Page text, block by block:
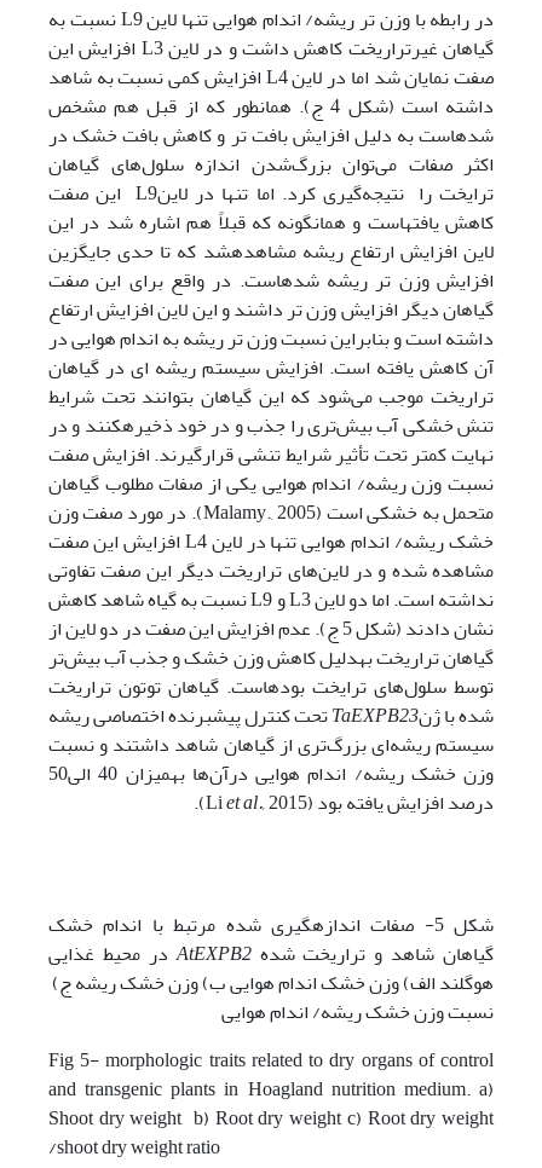
در رابطه با وزن تر ریشه/ اندام هوایی تنها لاین L9 نسبت به
گیاهان غیرتراریخت کاهش داشت و در لاین L3‌ افزایش این
صفت نمایان شد اما در لاین L4 افزایش کمی نسبت به شاهد
داشته است (شکل 4 ج). همانطور که از قبل هم مشخص
شده­است به دلیل افزایش بافت ‌تر و کاهش بافت ‌خشک در
اکثر صفات می‌توان بزرگ‌شدن اندازه سلول‌های گیاهان
ترایخت را نتیجه‌گیری کرد. اما تنها در لاینL9 این صفت
کاهش یافته­است و همان­گونه که قبلاً هم اشاره شد در این
لاین افزایش ارتفاع ریشه مشاهده­شد که تا حدی جایگزین
افزایش وزن ‌تر‌ ریشه شده­است. در واقع برای این صفت
گیاهان دیگر افزایش وزن تر داشند و این لاین افزایش ارتفاع
داشته است و بنابراین نسبت وزن تر ریشه به اندام هوایی در
آن کاهش یافته است. افزایش سیستم ریشه ای در گیاهان
تراریخت موجب می‌شود که این گیاهان بتوانند تحت شرایط
تنش خشکی آب بیش‌تری را جذب و در خود ذخیره­کنند و در
نهایت کم­تر تحت تأثیر شرایط تنشی قرارگیرند. افزایش صفت
نسبت وزن ریشه/ اندام هوایی یکی از صفات مطلوب گیاهان
متحمل به خشکی است (Malamy., 2005). در مورد صفت وزن
خشک ریشه/ اندام هوایی تنها در لاین L4‌ افزایش این صفت
مشاهده شده و در لاین‌های تراریخت دیگر این صفت تفاوتی
نداشته است. اما دو لاین L3 و L9 نسبت به گیاه شاهد کاهش
نشان دادند (شکل 5 ج). عدم افزایش این صفت در دو لاین از
گیاهان تراریخت به­دلیل کاهش وزن خشک و جذب آب بیش‌تر
توسط سلول‌های ترایخت بوده­است. گیاهان توتون تراریخت
شده با ژنTaEXPB23تحت کنترل پیشبرنده اختصاصی ریشه
سیستم ریشه‌ای بزرگ‌تری از گیاهان شاهد داشتند و نسبت
وزن خشک ریشه/ اندام هوایی درآن‌ها به­میزان 40 الی50
درصد افزایش یافته بود (Li
etal.,2015).
شکل 5- صفات اندازه­گیری شده مرتبط با اندام خشک
گیاهان شاهد و تراریخت شدهAtEXPB2در محیط غذایی
هوگلند الف) وزن خشک اندام هوایی ب) وزن خشک ریشه ج)
نسبت وزن خشک ریشه/ اندام هوایی
Fig 5- morphologic traits related to dry organs of control
and transgenic plants in Hoagland nutrition medium. a)
Shoot dry weight b) Root dry weight c) Root dry weight
/shoot dry weight ratio